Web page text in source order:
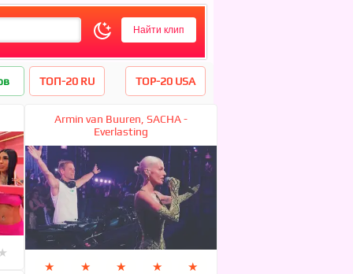
ТОП-20 RU TOP-20 USA
Armin van Buuren, SACHA -
Everlasting
★ ★ ★ ★ ★